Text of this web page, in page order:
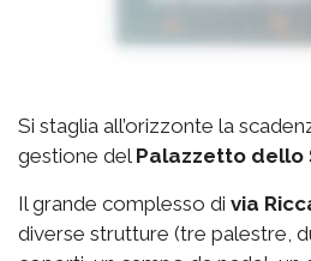
Si staglia all’orizzonte la
gestione del Palazzetto dello
Il grande complesso di via
diverse strutture (tre palestre,